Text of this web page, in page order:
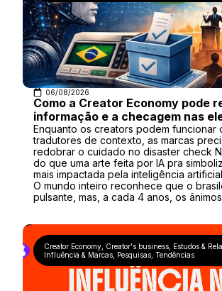
06/08/2026
Como a Creator Economy pode
informação e a checagem nas
Enquanto os creators podem funcionar
tradutores de contexto, as marcas
redobrar o cuidado no disaster check
do que uma arte feita por IA pra
mais impactada pela inteligência
O mundo inteiro reconhece que o
pulsante, mas, a cada 4 anos, os
Creator Economy Creator's business Estudos &
Influência & Marcas Pesquisas ,Tendências